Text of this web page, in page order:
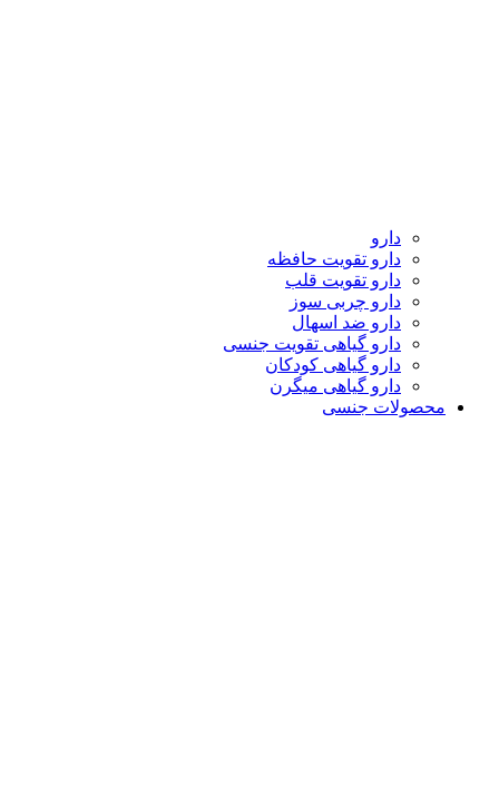
دارو
دارو تقویت حافظه
دارو تقویت قلب
دارو چربی سوز
دارو ضد اسهال
دارو گیاهی تقویت جنسی
دارو گیاهی کودکان
دارو گیاهی میگرن
محصولات جنسی